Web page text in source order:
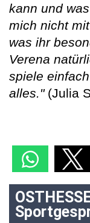
kann und
mich nicht
was ihr
Verena
spiele
alles."(Julia